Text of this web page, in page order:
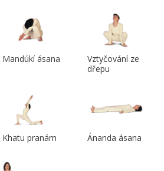
Mandúkí ásana
Vztyčování ze
dřepu
Khatu pranám Ánanda ásana